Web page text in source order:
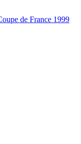
de France 1999